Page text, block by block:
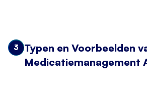
3
Typen en Voorbeelden
Medicatiemanagement